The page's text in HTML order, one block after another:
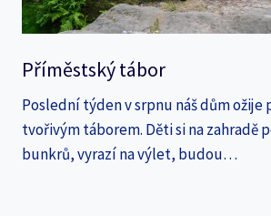
Příměstský tábor
Poslední týden v srpnu náš dům ožije
tvořivým táborem. Děti si na zahradě
bunkrů, vyrazí na výlet, budou…